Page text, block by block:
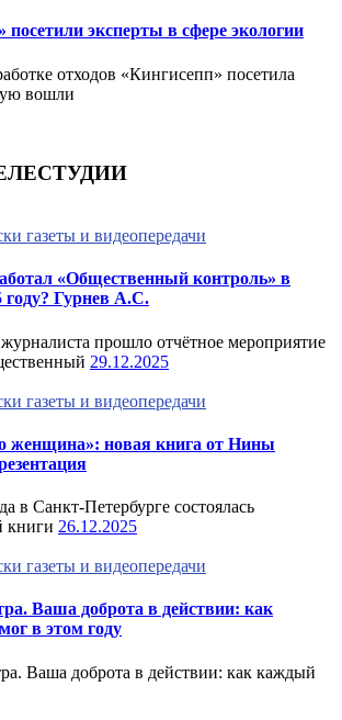
эксперты в сфере экологии
отходов «Кингисепп» посетила
вошли
газеты и видеопередачи
«Общественный контроль» в
году? Гурнев А.С.
прошло отчётное мероприятие
29.12.2025
газеты и видеопередачи
женщина»: новая книга от Нины
в Санкт-Петербурге состоялась
книги 26.12.2025
газеты и видеопередачи
Ваша доброта в действии: как
в этом году
Ваша доброта в действии: как каждый